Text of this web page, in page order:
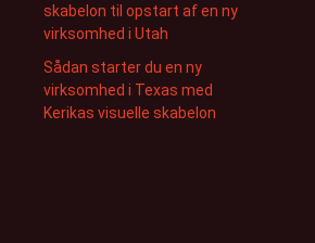
skabelon til opstart af en ny
virksomhed i Utah
Sådan starter du en ny
virksomhed i Texas med
Kerikas visuelle skabelon